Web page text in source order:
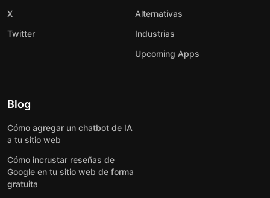
X
Twitter
Alternativas
Industrias
Upcoming Apps
Blog
Cómo agregar un chatbot de IA
a tu sitio web
Cómo incrustar reseñas de
Google en tu sitio web de forma
gratuita